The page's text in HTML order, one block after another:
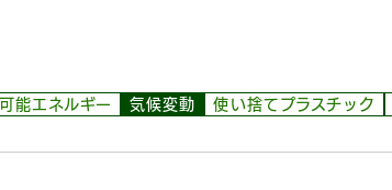
能エネルギー 気候変動 使い捨てプラスチック